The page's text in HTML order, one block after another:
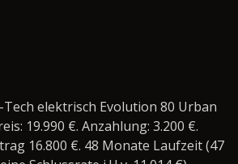
Tech elektrisch Evolution 80 Urban
19.990 €. Anzahlung: 3.200 €.
16.800 €. 48 Monate Laufzeit (47